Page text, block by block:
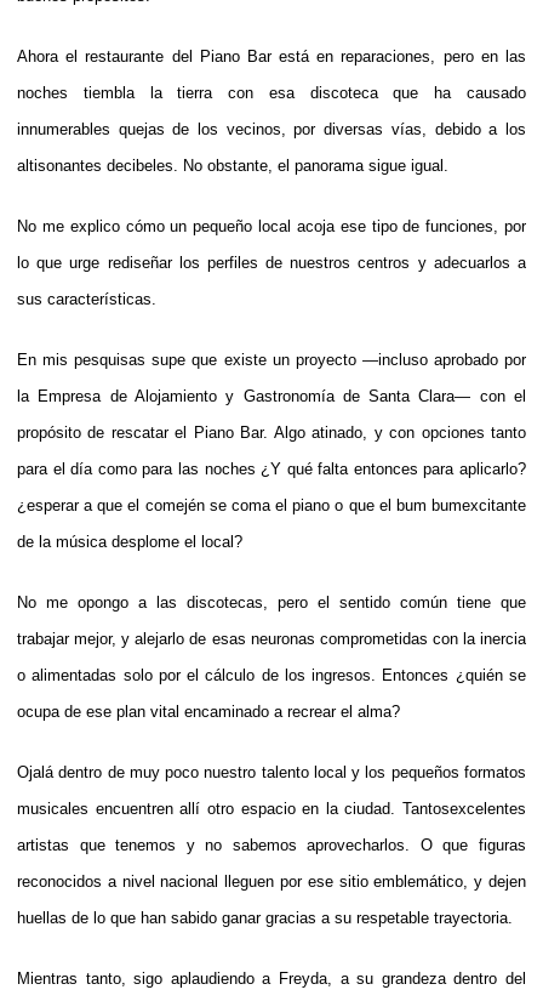
Ahora el restaurante del Piano Bar está en reparaciones, pero en las
noches tiembla la tierra con esa discoteca que ha causado
innumerables quejas de los vecinos, por diversas vías, debido a los
altisonantes decibeles. No obstante, el panorama sigue igual.
No me explico cómo un pequeño local acoja ese tipo de funciones, por
lo que urge rediseñar los perfiles de nuestros centros y adecuarlos a
sus características.
En mis pesquisas supe que existe un proyecto —incluso aprobado por
la Empresa de Alojamiento y Gastronomía de Santa Clara— con el
propósito de rescatar el Piano Bar. Algo atinado, y con opciones tanto
para el día como para las noches ¿Y qué falta entonces para aplicarlo?
¿esperar a que el comején se coma el piano o que el bum bumexcitante
de la música desplome el local?
No me opongo a las discotecas, pero el sentido común tiene que
trabajar mejor, y alejarlo de esas neuronas comprometidas con la inercia
o alimentadas solo por el cálculo de los ingresos. Entonces ¿quién se
ocupa de ese plan vital encaminado a recrear el alma?
Ojalá dentro de muy poco nuestro talento local y los pequeños formatos
musicales encuentren allí otro espacio en la ciudad. Tantosexcelentes
artistas que tenemos y no sabemos aprovecharlos. O que figuras
reconocidos a nivel nacional lleguen por ese sitio emblemático, y dejen
huellas de lo que han sabido ganar gracias a su respetable trayectoria.
Mientras tanto, sigo aplaudiendo a Freyda, a su grandeza dentro del